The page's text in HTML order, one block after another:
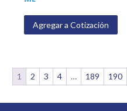
Agregar a Cotización
1 2 3 4 … 189 190